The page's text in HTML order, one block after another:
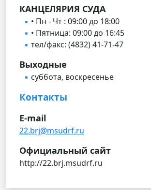
КАНЦЕЛЯРИЯ СУДА
• Пн - Чт : 09:00 до 18:00
• Пятница: 09:00 до 16:45
тел/факс: (4832) 41-71-47
Выходные
суббота, воскресенье
Контакты
E-mail
22.brj@msudrf.ru
Официальный сайт
http://22.brj.msudrf.ru